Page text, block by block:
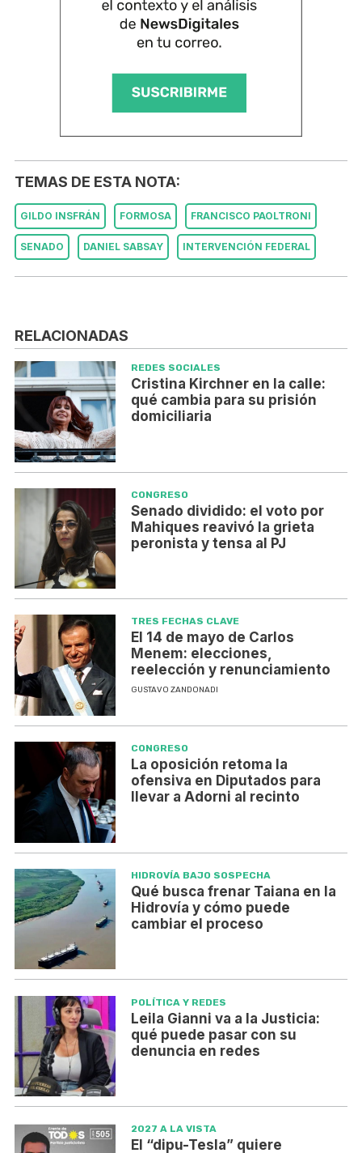
TEMAS DE ESTA NOTA:
GILDO INSFRÁN FORMOSA FRANCISCO PAOLTRONI
SENADO DANIEL SABSAY INTERVENCIÓN FEDERAL
RELACIONADAS
REDES SOCIALES
Cristina Kirchner en la calle:
qué cambia para su prisión
domiciliaria
CONGRESO
Senado dividido: el voto por
Mahiques reavivó la grieta
peronista y tensa al PJ
TRES FECHAS CLAVE
El 14 de mayo de Carlos
Menem: elecciones,
reelección y renunciamiento
GUSTAVO ZANDONADI
CONGRESO
La oposición retoma la
ofensiva en Diputados para
llevar a Adorni al recinto
HIDROVÍA BAJO SOSPECHA
Qué busca frenar Taiana en la
Hidrovía y cómo puede
cambiar el proceso
POLÍTICA Y REDES
Leila Gianni va a la Justicia:
qué puede pasar con su
denuncia en redes
2027 A LA VISTA
El “dipu-Tesla” quiere